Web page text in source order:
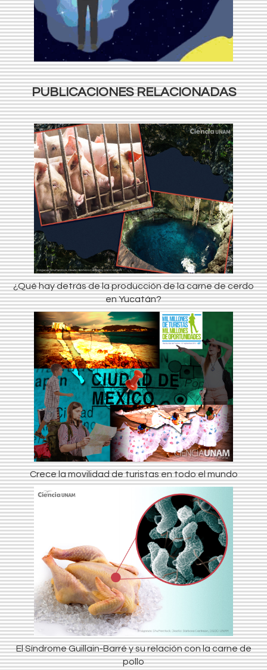
PUBLICACIONES RELACIONADAS
¿Qué hay detrás de la producción de la carne de cerdo
en Yucatán?
Crece la movilidad de turistas en todo el mundo
El Síndrome Guillain-Barré y su relación con la carne de
pollo